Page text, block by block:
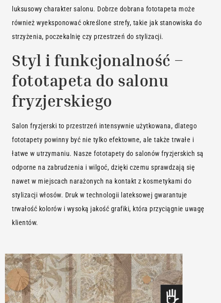
luksusowy charakter salonu. Dobrze dobrana fototapeta może
również wyeksponować określone strefy, takie jak stanowiska do
strzyżenia, poczekalnię czy przestrzeń do stylizacji.
Styl i funkcjonalność –
fototapeta do salonu
fryzjerskiego
Salon fryzjerski to przestrzeń intensywnie użytkowana, dlatego
fototapety powinny być nie tylko efektowne, ale także trwałe i
łatwe w utrzymaniu. Nasze fototapety do salonów fryzjerskich są
odporne na zabrudzenia i wilgoć, dzięki czemu sprawdzają się
nawet w miejscach narażonych na kontakt z kosmetykami do
stylizacji włosów. Druk w technologii lateksowej gwarantuje
trwałość kolorów i wysoką jakość grafiki, która przyciągnie uwagę
klientów.